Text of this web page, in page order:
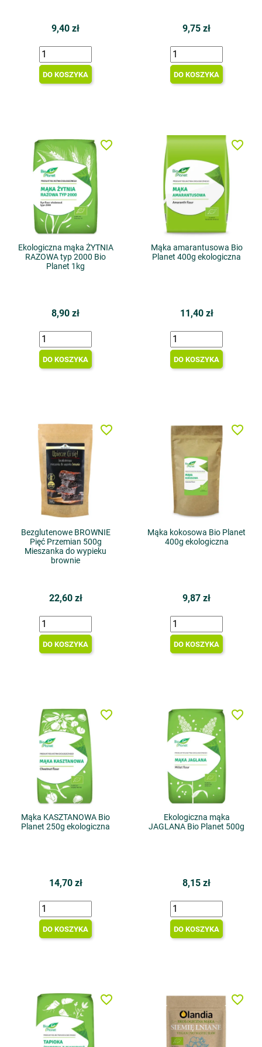
9,40 zł
DO KOSZYKA
9,75 zł
DO KOSZYKA
Ekologiczna mąka ŻYTNIA
RAZOWA typ 2000 Bio
Planet 1kg
8,90 zł
DO KOSZYKA
favorite_border
Mąka amarantusowa Bio
Planet 400g ekologiczna
11,40 zł
DO KOSZYKA
favorite_border
Bezglutenowe BROWNIE
Pięć Przemian 500g
Mieszanka do wypieku
brownie
22,60 zł
DO KOSZYKA
favorite_border
Mąka kokosowa Bio Planet
400g ekologiczna
9,87 zł
DO KOSZYKA
favorite_border
Mąka KASZTANOWA Bio
Planet 250g ekologiczna
14,70 zł
DO KOSZYKA
favorite_border
Ekologiczna mąka
JAGLANA Bio Planet 500g
8,15 zł
DO KOSZYKA
favorite_border
favorite_border favorite_border